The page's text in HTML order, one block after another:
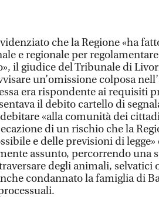
che la Regione «ha
e regionale per
il giudice del Tribunale di
un’omissione colposa
era rispondente ai requisiti
il debito cartello di
«alla comunità dei
di un rischio che la
e delle previsioni di legge»
assunto, percorrendo una
degli animali, selvatici
condannato la famiglia di